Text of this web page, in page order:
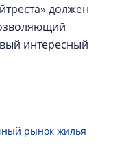
должен
интересный
рынок жилья